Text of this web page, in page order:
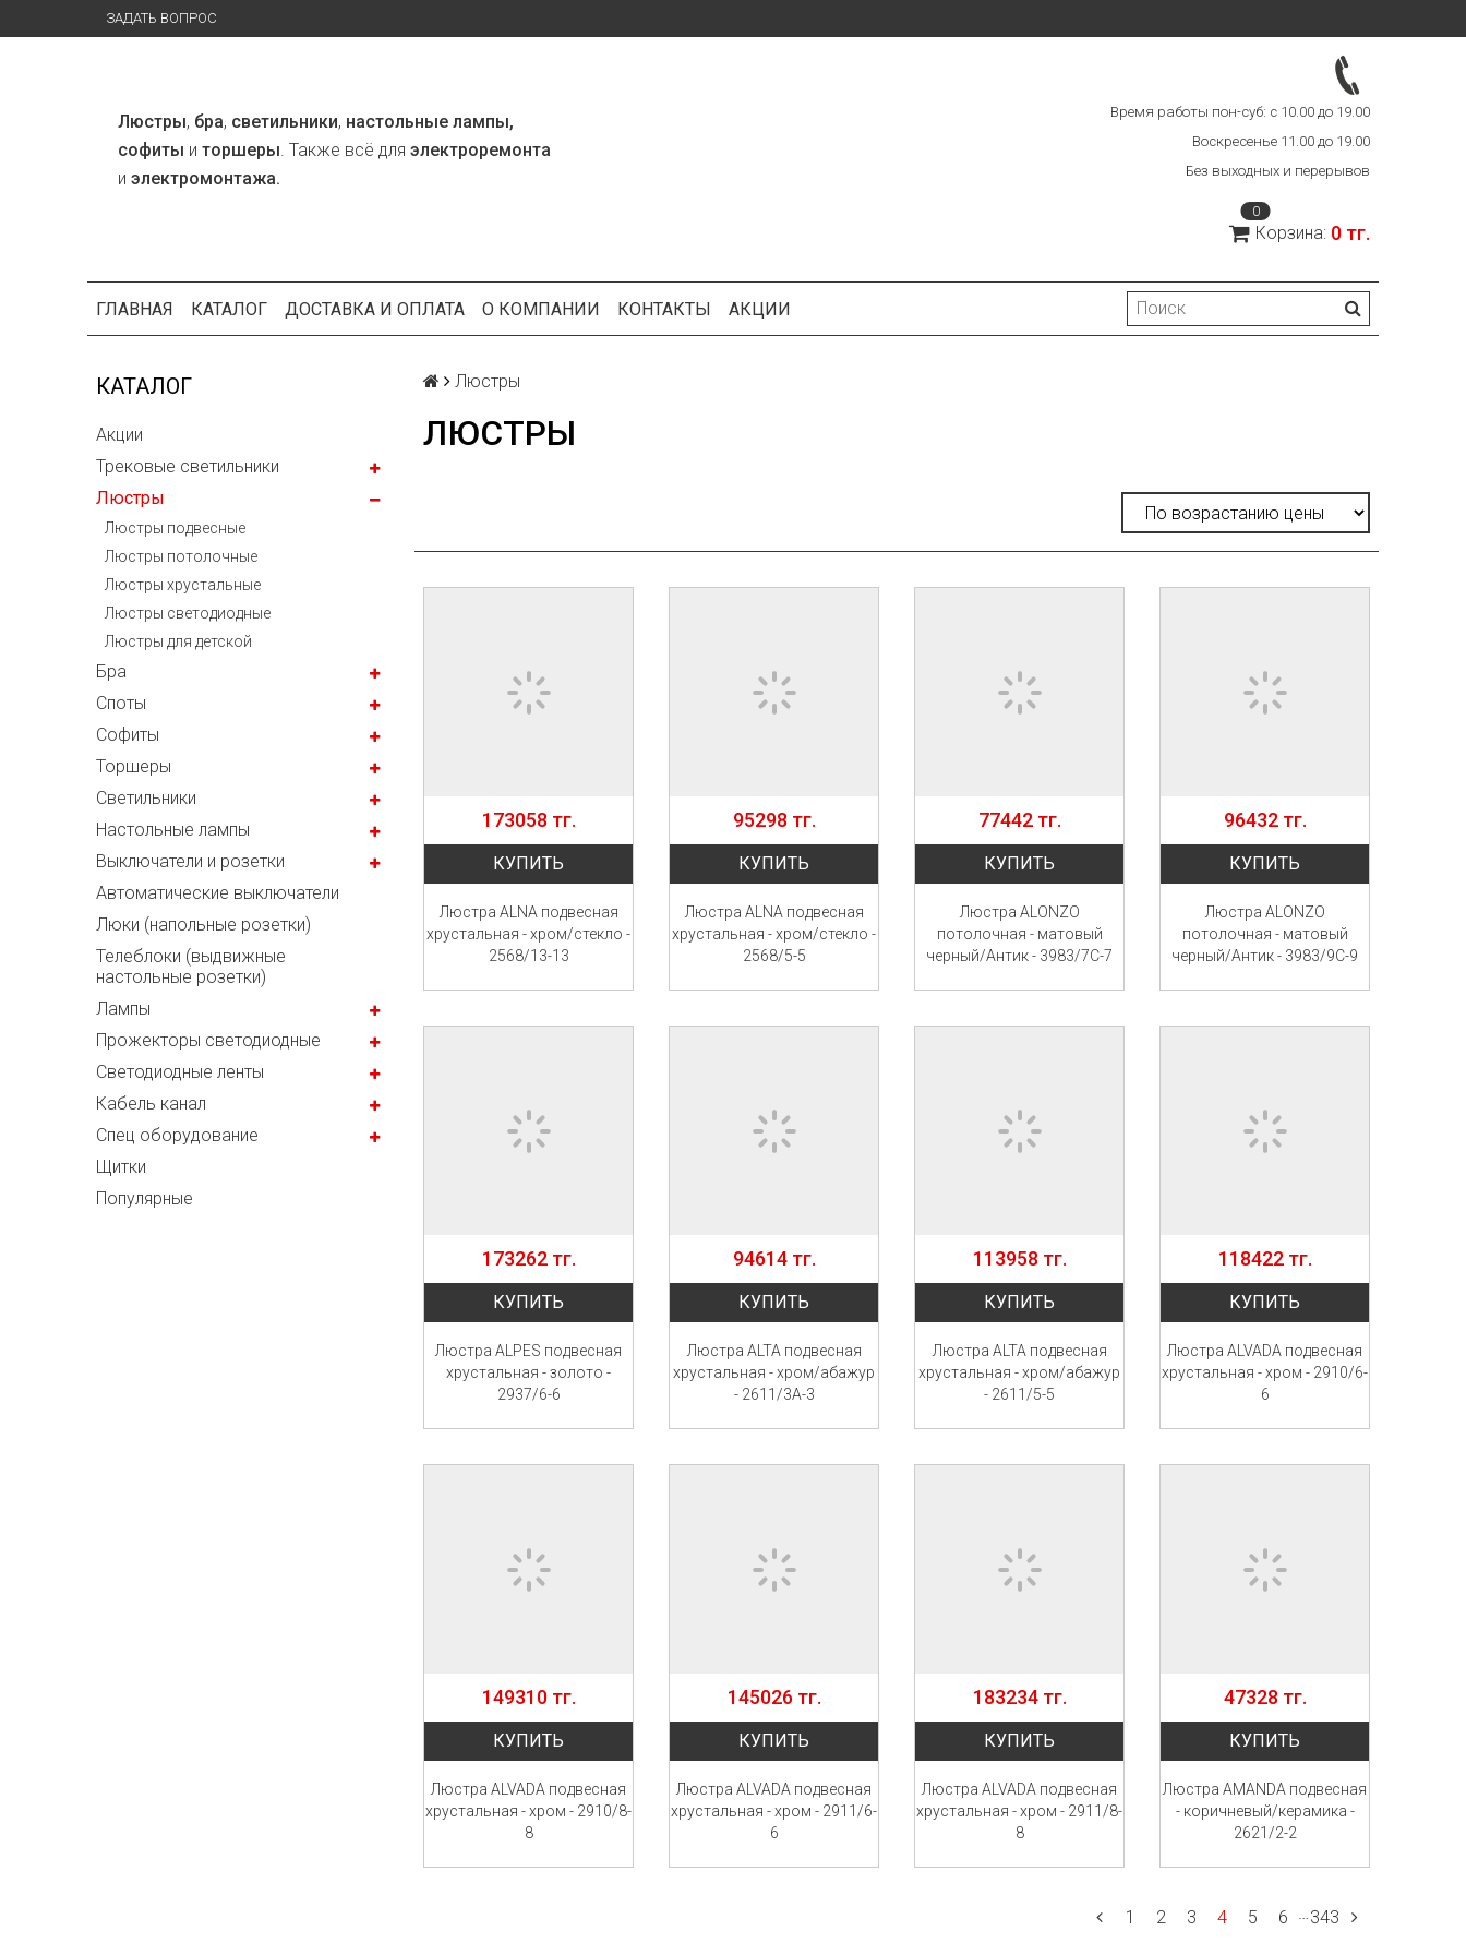
ЗАДАТЬ ВОПРОС
Люстры, бра, светильники, настольные лампы,
софиты и торшеры. Также всё для электроремонта
и электромонтажа.
Время работы пон-суб: с 10.00 до 19.00
Воскресенье 11.00 до 19.00
Без выходных и перерывов
0
Корзина: 0 тг.
ГЛАВНАЯ КАТАЛОГ ДОСТАВКА И ОПЛАТА О КОМПАНИИ КОНТАКТЫ АКЦИИ
КАТАЛОГ
Акции
Трековые светильники
Люстры
Люстры подвесные
Люстры потолочные
Люстры хрустальные
Люстры светодиодные
Люстры для детской
Бра
Споты
Софиты
Торшеры
Светильники
Настольные лампы
Выключатели и розетки
Автоматические выключатели
Люки (напольные розетки)
Телеблоки (выдвижные
настольные розетки)
Лампы
Прожекторы светодиодные
Светодиодные ленты
Кабель канал
Спец оборудование
Щитки
Популярные
Люстры
ЛЮСТРЫ
173058 тг.
КУПИТЬ
Люстра ALNA подвесная
хрустальная - хром/стекло -
2568/13-13
95298 тг.
КУПИТЬ
Люстра ALNA подвесная
хрустальная - хром/стекло -
2568/5-5
77442 тг.
КУПИТЬ
Люстра ALONZO
потолочная - матовый
черный/Антик - 3983/7C-7
96432 тг.
КУПИТЬ
Люстра ALONZO
потолочная - матовый
черный/Антик - 3983/9C-9
173262 тг.
КУПИТЬ
Люстра ALPES подвесная
хрустальная - золото -
2937/6-6
94614 тг.
КУПИТЬ
Люстра ALTA подвесная
хрустальная - хром/абажур
- 2611/3A-3
113958 тг.
КУПИТЬ
Люстра ALTA подвесная
хрустальная - хром/абажур
- 2611/5-5
118422 тг.
КУПИТЬ
Люстра ALVADA подвесная
хрустальная - хром - 2910/6-
6
149310 тг.
КУПИТЬ
Люстра ALVADA подвесная
хрустальная - хром - 2910/8-
8
145026 тг.
КУПИТЬ
Люстра ALVADA подвесная
хрустальная - хром - 2911/6-
6
183234 тг.
КУПИТЬ
Люстра ALVADA подвесная
хрустальная - хром - 2911/8-
8
47328 тг.
КУПИТЬ
Люстра AMANDA подвесная
- коричневый/керамика -
2621/2-2
1 2 3 4 5 6 …343